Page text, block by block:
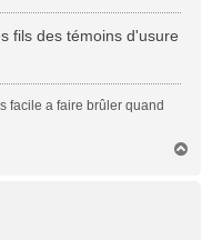
fils des témoins d'usure
facile a faire brûler quand